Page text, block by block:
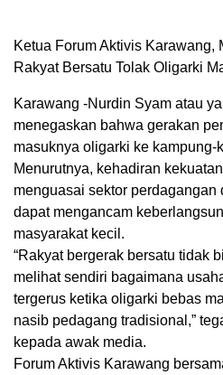
Ketua Forum Aktivis Karawang,
Rakyat Bersatu Tolak Oligarki
Karawang -Nurdin Syam atau
menegaskan bahwa gerakan
masuknya oligarki ke kampung-
Menurutnya, kehadiran
menguasai sektor perdagangan
dapat mengancam
masyarakat kecil.
“Rakyat bergerak bersatu tidak
melihat sendiri bagaimana
tergerus ketika oligarki bebas
nasib pedagang tradisional,”
kepada awak media.
Forum Aktivis Karawang